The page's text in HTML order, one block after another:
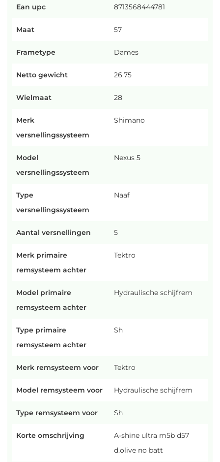
Ean upc 8713568444781
Maat 57
Frametype Dames
Netto gewicht 26.75
Wielmaat 28
Merk
versnellingssysteem
Shimano
Model
versnellingssysteem
Nexus 5
Type
versnellingssysteem
Naaf
Aantal versnellingen 5
Merk primaire
remsysteem achter
Tektro
Model primaire
remsysteem achter
Hydraulische schijfrem
Type primaire
remsysteem achter
Sh
Merk remsysteem voor Tektro
Model remsysteem voor Hydraulische schijfrem
Type remsysteem voor Sh
Korte omschrijving
A-shine ultra m5b d57
d.olive no batt